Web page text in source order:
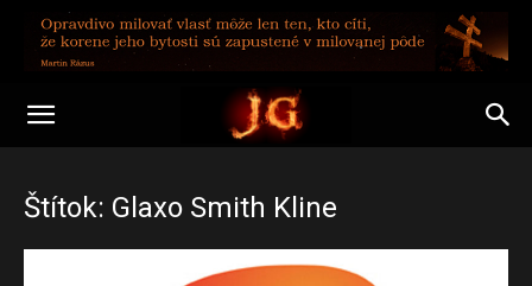
Štítok: Glaxo Smith Kline